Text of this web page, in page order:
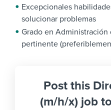
Excepcionales
solucionar problemas
Grado en Administración
pertinente
Post this
(m/h/x) job